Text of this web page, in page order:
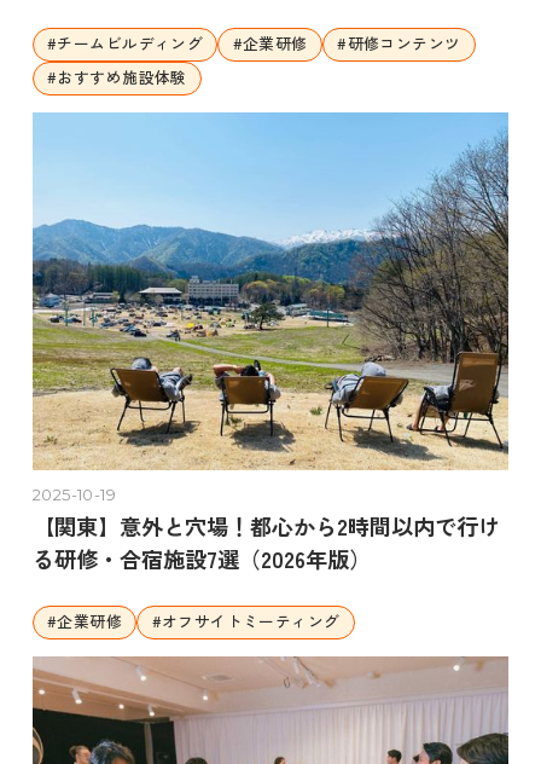
#チームビルディング #企業研修 #研修コンテンツ
#おすすめ施設体験
2025-10-19
【関東】意外と穴場！都心から2時間以内で行け
る研修・合宿施設7選（2026年版）
#企業研修 #オフサイトミーティング